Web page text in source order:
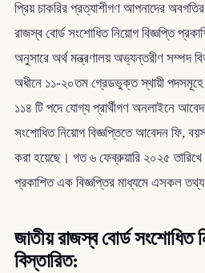
প্রিয় চাকরির প্রত্যাশীগণ আপনাদের
রাজস্ব বোর্ড সংশোধিত নিয়োগ বিজ্ঞপ্তি
অনুসারে অর্থ মন্ত্রণালয় অভ্যন্তরীণ সম্পদ
অধীনে ১১-২০তম গ্রেডভুক্ত স্থায়ী পদসমূহে
১১৪ টি পদে যোগ্য প্রার্থীগণ অনলাইনে
সংশোধিত নিয়োগ বিজ্ঞপ্তিতে আবেদন ফি,
করা হয়েছে। গত ৬ ফেব্রুয়ারি ২০২৫ তারিখে
প্রকাশিত এক বিজ্ঞপ্তির মাধ্যমে এসকল তথ্য
জাতীয় রাজস্ব বোর্ড সংশোধিত
বিস্তারিত: